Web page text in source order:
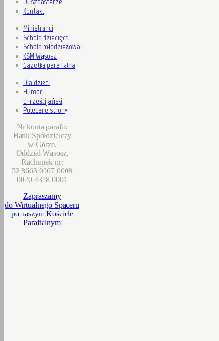
Kontakt
Ministranci
Schola dziecięca
Schola młodzieżowa
KSM Wąsosz
Gazetka parafialna
Dla dzieci
Humor
chrześcijański
Polecane strony
Nr konta parafii:
Bank Spółdzielczy
w Górze,
Oddział Wąsosz,
Rachunek nr:
52 8663 0007 0008
0020 4378 0001
Zapraszamy
do Wirtualnego Spaceru
po naszym Kościele
Parafialnym